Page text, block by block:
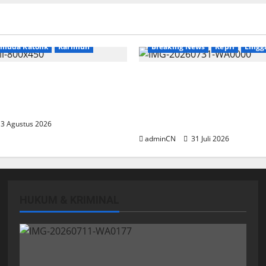
Katolik
Karimun
3 Agustus 2026
Breaking News Kepri
adminCN 31 Juli 2026